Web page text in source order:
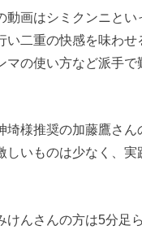
動画はシミクンニとい
い二重の快感を味わせ
マの使い方など派手で
埼様推奨の加藤鷹さ
しいものは少なく、実
けんさんの方は5分足